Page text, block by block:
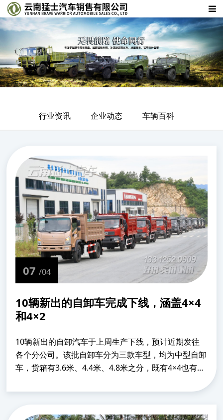
行业资讯 企业动态 车辆百科
07/04
10辆新出的自卸车完成下线，涵盖4×4
和4×2
10辆新出的自卸汽车于上周生产下线，预计近期发往
各个分公司。该批自卸车分为三款车型，均为中型自卸
车，货箱有3.6米、4.4米、4.8米之分，既有4×4也有